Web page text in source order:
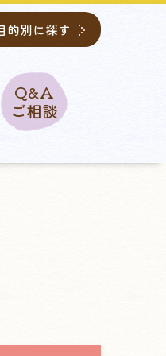
Q&A
ご相談
的別に探す